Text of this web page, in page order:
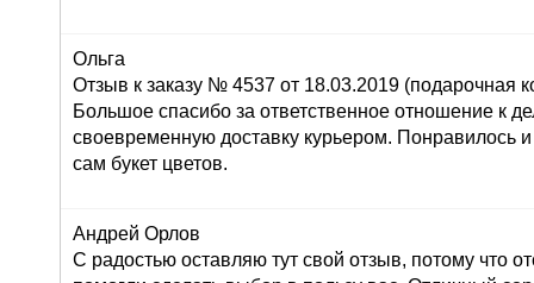
Ольга
Отзыв к заказу № 4537 от 18.03.2019 (подарочная
Большое спасибо за ответственное отношение к
своевременную доставку курьером. Понравилось
сам букет цветов.
Андрей Орлов
С радостью оставляю тут свой отзыв, потому что